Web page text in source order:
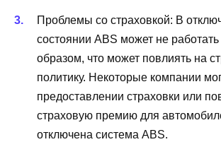
Проблемы со страховкой: В
состоянии ABS может не
образом, что может повлиять на
политику. Некоторые компании
предоставлении страховки или
страховую премию для
отключена система ABS.